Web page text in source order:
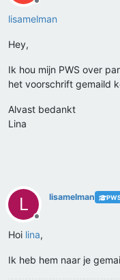
Offline
lisamelman
Hey,
Ik hou mijn PWS over
het voorschrift gemaild
Alvast bedankt
Lina
L
Offline
lisamelman
Hoi lina,
Ik heb hem naar je